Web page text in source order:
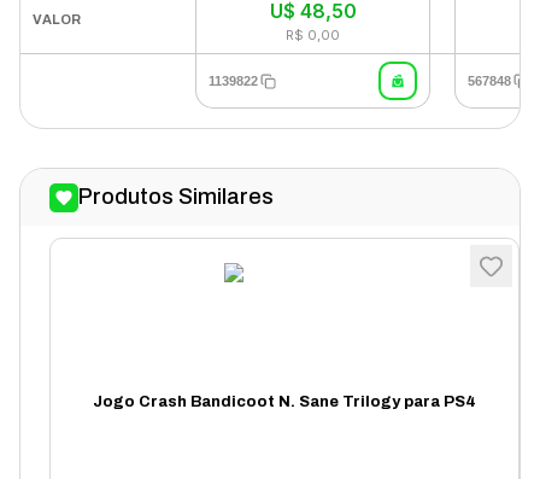
VALOR U$ 48,50
R$ 0,00
1139822 567848
Produtos Similares
Jogo Crash Bandicoot N. Sane Trilogy para PS4